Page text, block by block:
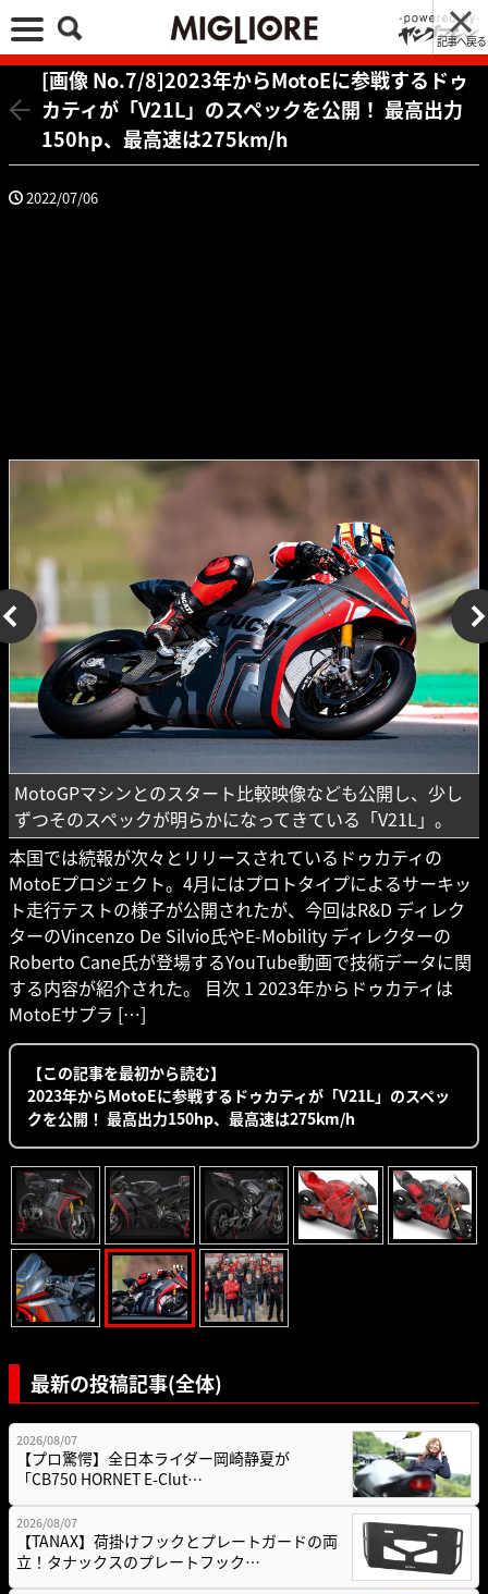
記事へ戻る
[画像 No.7/8]2023年からMotoEに参戦するドゥ
カティが「V21L」のスペックを公開！ 最高出力
150hp、最高速は275km/h
2022/07/06
MotoGPマシンとのスタート比較映像なども公開し、少し
ずつそのスペックが明らかになってきている「V21L」。
本国では続報が次々とリリースされているドゥカティの
MotoEプロジェクト。4月にはプロトタイプによるサーキッ
ト走行テストの様子が公開されたが、今回はR&D ディレク
ターのVincenzo De Silvio氏やE-Mobility ディレクターの
Roberto Cane氏が登場するYouTube動画で技術データに関
する内容が紹介された。 目次 1 2023年からドゥカティは
MotoEサプラ […]
【この記事を最初から読む】
2023年からMotoEに参戦するドゥカティが「V21L」のスペッ
クを公開！ 最高出力150hp、最高速は275km/h
最新の投稿記事(全体)
2026/08/07
【プロ驚愕】全日本ライダー岡崎静夏が
「CB750 HORNET E-Clut…
2026/08/07
【TANAX】荷掛けフックとプレートガードの両
立！タナックスのプレートフック…